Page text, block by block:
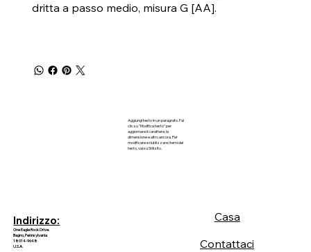
dritta a passo medio, misura G [AA].
Aggiungi testo in un paragrafo. Fai
clic su "Modifica testo" per
aggiornare il carattere, la
dimensione e altro ancora. Per
modificare e riutilizzare i temi del
testo, vai su Stili sito.
Indirizzo:
One Eagle Rock Drive.
Bagno, Pennsylvania
18014-9648
U.S.A.
Casa
Contattaci